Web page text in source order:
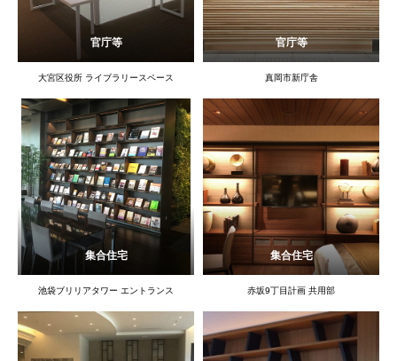
官庁等
大宮区役所 ライブラリースペース
官庁等
真岡市新庁舎
集合住宅
池袋ブリリアタワー エントランス
集合住宅
赤坂9丁目計画 共用部